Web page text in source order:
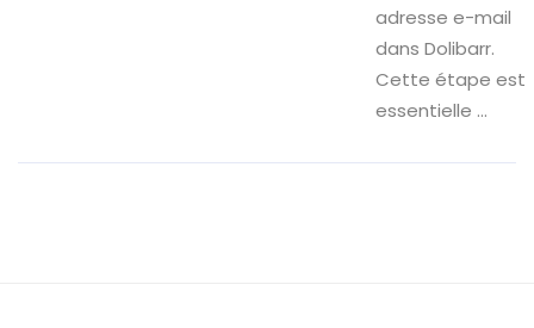
adresse e-mail
dans Dolibarr.
Cette étape est
essentielle …